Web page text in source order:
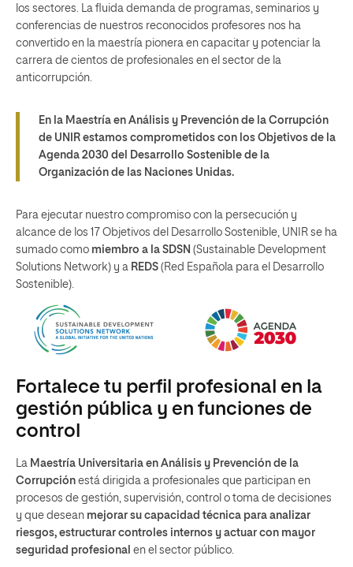
los sectores. La fluida demanda de programas, seminarios y
conferencias de nuestros reconocidos profesores nos ha
convertido en la maestría pionera en capacitar y potenciar la
carrera de cientos de profesionales en el sector de la
anticorrupción.
En la Maestría en Análisis y Prevención de la Corrupción
de UNIR estamos comprometidos con los Objetivos de la
Agenda 2030 del Desarrollo Sostenible de la
Organización de las Naciones Unidas.
Para ejecutar nuestro compromiso con la persecución y
alcance de los 17 Objetivos del Desarrollo Sostenible, UNIR se ha
sumado como miembro a la SDSN (Sustainable Development
Solutions Network) y a REDS (Red Española para el Desarrollo
Sostenible).
Fortalece tu perfil profesional en la
gestión pública y en funciones de
control
La Maestría Universitaria en Análisis y Prevención de la
Corrupción está dirigida a profesionales que participan en
procesos de gestión, supervisión, control o toma de decisiones
y que desean mejorar su capacidad técnica para analizar
riesgos, estructurar controles internos y actuar con mayor
seguridad profesional en el sector público.